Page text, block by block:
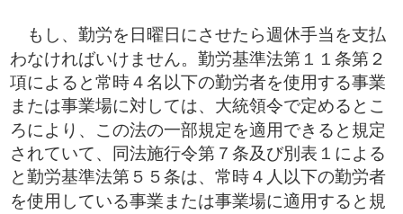
もし ​、勤労を日曜日にさせたら週休手当を支払
わなければいけません。勤労基準法第１１条第２
項によると常時４名以下の勤労者を使用する事業
または事業場に対しては、大統領令で定めるとこ
ろにより、この法の一部規定を適用できると規定
されていて、同法施行令第７条及び別表１による
と勤労基準法第５５条は、常時４人以下の勤労者
を使用している事業または事業場に適用すると規